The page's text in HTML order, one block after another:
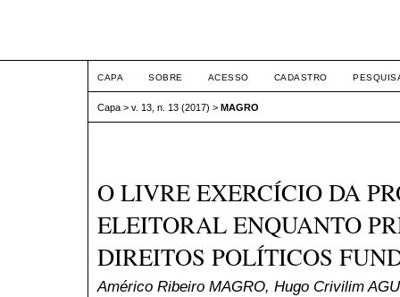
CAPA SOBRE ACESSO CADASTRO
Capa > v. 13, n. 13 (2017) > MAGRO
O LIVRE EXERCÍCIO DA
ELEITORAL ENQUANTO
DIREITOS POLÍTICOS
Américo Ribeiro MAGRO, Hugo Crivilim